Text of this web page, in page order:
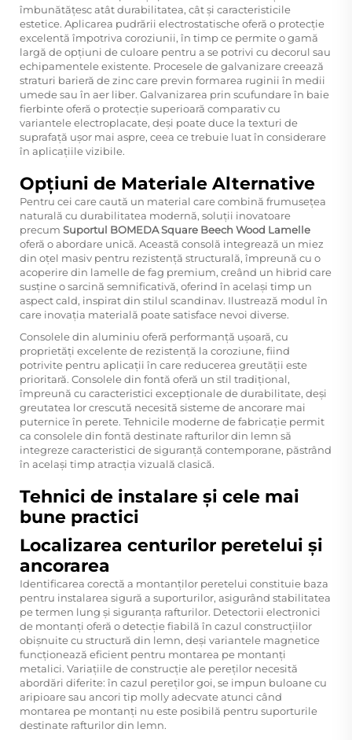
îmbunătățesc atât durabilitatea, cât și caracteristicile
estetice. Aplicarea pudrării electrostatische oferă o protecție
excelentă împotriva coroziunii, în timp ce permite o gamă
largă de opțiuni de culoare pentru a se potrivi cu decorul sau
echipamentele existente. Procesele de galvanizare creează
straturi barieră de zinc care previn formarea ruginii în medii
umede sau în aer liber. Galvanizarea prin scufundare în baie
fierbinte oferă o protecție superioară comparativ cu
variantele electroplacate, deși poate duce la texturi de
suprafață ușor mai aspre, ceea ce trebuie luat în considerare
în aplicațiile vizibile.
Opțiuni de Materiale Alternative
Pentru cei care caută un material care combină frumusețea
naturală cu durabilitatea modernă, soluții inovatoare
precum Suportul BOMEDA Square Beech Wood Lamelle
oferă o abordare unică. Această consolă integrează un miez
din oțel masiv pentru rezistență structurală, împreună cu o
acoperire din lamelle de fag premium, creând un hibrid care
susține o sarcină semnificativă, oferind în același timp un
aspect cald, inspirat din stilul scandinav. Ilustrează modul în
care inovația materială poate satisface nevoi diverse.
Consolele din aluminiu oferă performanță ușoară, cu
proprietăți excelente de rezistență la coroziune, fiind
potrivite pentru aplicații în care reducerea greutății este
prioritară. Consolele din fontă oferă un stil tradițional,
împreună cu caracteristici excepționale de durabilitate, deși
greutatea lor crescută necesită sisteme de ancorare mai
puternice în perete. Tehnicile moderne de fabricație permit
ca consolele din fontă destinate rafturilor din lemn să
integreze caracteristici de siguranță contemporane, păstrând
în același timp atracția vizuală clasică.
Tehnici de instalare și cele mai
bune practici
Localizarea centurilor peretelui și
ancorarea
Identificarea corectă a montanților peretelui constituie baza
pentru instalarea sigură a suporturilor, asigurând stabilitatea
pe termen lung și siguranța rafturilor. Detectorii electronici
de montanți oferă o detecție fiabilă în cazul construcțiilor
obișnuite cu structură din lemn, deși variantele magnetice
funcționează eficient pentru montarea pe montanți
metalici. Variațiile de construcție ale pereților necesită
abordări diferite: în cazul pereților goi, se impun buloane cu
aripioare sau ancori tip molly adecvate atunci când
montarea pe montanți nu este posibilă pentru suporturile
destinate rafturilor din lemn.